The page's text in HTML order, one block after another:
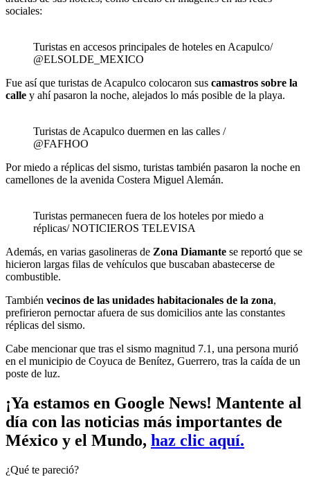
sociales:
Turistas en accesos principales de hoteles en Acapulco/
@ELSOLDE_MEXICO
Fue así que turistas de Acapulco colocaron sus camastros sobre la
calle y ahí pasaron la noche, alejados lo más posible de la playa.
Turistas de Acapulco duermen en las calles /
@FAFHOO
Por miedo a réplicas del sismo, turistas también pasaron la noche en
camellones de la avenida Costera Miguel Alemán.
Turistas permanecen fuera de los hoteles por miedo a
réplicas/ NOTICIEROS TELEVISA
Además, en varias gasolineras de Zona Diamante se reportó que se
hicieron largas filas de vehículos que buscaban abastecerse de
combustible.
También vecinos de las unidades habitacionales de la zona,
prefirieron pernoctar afuera de sus domicilios ante las constantes
réplicas del sismo.
Cabe mencionar que tras el sismo magnitud 7.1, una persona murió
en el municipio de Coyuca de Benítez, Guerrero, tras la caída de un
poste de luz.
¡Ya estamos en Google News! Mantente al
día con las noticias más importantes de
México y el Mundo, haz clic aquí.
¿Qué te pareció?